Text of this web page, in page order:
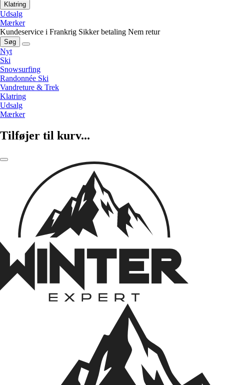
Klatring
Udsalg
Mærker
Kundeservice i Frankrig Sikker betaling Nem retur
Søg
Nyt
Ski
Snowsurfing
Randonnée Ski
Vandreture & Trek
Klatring
Udsalg
Mærker
Tilføjer til kurv...